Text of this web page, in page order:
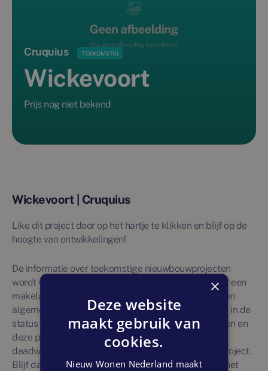
Cruquius TOEKOMSTIG
Wickevoort
Prijs nog niet bekend
Wickevoort | Cruquius
Like dit project door op het hartje te klikken en blijf op de
hoogte van ontwikkelingen!
De informatie over toekomstige nieuwbouwprojecten
wordt vanuit externe bronnen verkregen en niet door een
makelaar beheerd. Daarom wordt over deze projecten
algemene informatie gegeven. Nieuwbouwprojecten in de
status 'toekomstig' zijn onderhevig aan veranderingen en
deze projectvermelding is geen garantie voor
daadwerkelijke en ongewijzigde realisatie van het project.
Blijf daarom op de hoogte van ontwikkelingen door het
×
Deze website
maakt gebruik van
cookies.
Nieuw Wonen Nederland maakt